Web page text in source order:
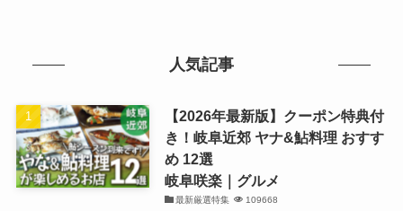
人気記事
【2026年最新版】クーポン特典付
き！岐阜近郊 ヤナ&鮎料理 おすす
め 12選
岐阜咲楽｜グルメ
最新厳選特集 109668